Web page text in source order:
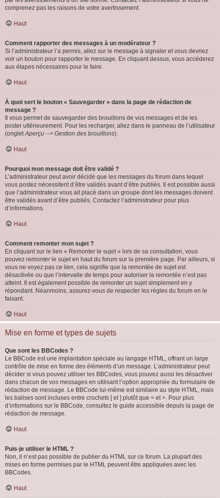
comprenez pas les raisons de votre avertissement.
Haut
Comment rapporter des messages à un modérateur ?
Si l’administrateur l’a permis, allez sur le message à signaler et vous devriez
voir un bouton pour rapporter le message. En cliquant dessus, vous accéderez
aux étapes nécessaires pour le faire.
Haut
À quoi sert le bouton « Sauvegarder » dans la page de rédaction de
message ?
Il vous permet de sauvegarder des brouillons de vos messages et de les
poster ultérieurement. Pour les recharger, allez dans le panneau de l’utilisateur
(ongletAperçu --> Gestion des brouillons).
Haut
Pourquoi mon message doit être validé ?
L’administrateur peut avoir décidé que les messages du forum dans lequel
vous postez nécessitent d’être validés avant d’être publiés. Il est possible aussi
que l’administrateur vous ait placé dans un groupe dont les messages doivent
être validés avant d’être publiés. Contactez l’administrateur pour plus
d’informations.
Haut
Comment remonter mon sujet ?
En cliquant sur le lien « Remonter le sujet » lors de sa consultation, vous
pouvez remonterle sujet en haut du forum sur la première page. Par ailleurs, si
vous ne voyez pas ce lien, cela signifie que la remontée de sujet est
désactivée ou que l’intervalle de temps pour autoriser la remontée n’est pas
atteint. Il est également possible de remonter un sujet simplement en y
répondant. Néanmoins, assurez-vous de respecter les règles du forum en le
faisant.
Haut
Mise en forme et types de sujets
Que sont les BBCodes ?
Le BBCode est une implantation spéciale au langage HTML, offrant un large
contrôle de mise en forme des éléments d’un message. L’administrateur peut
décider si vous pouvez utiliser les BBCodes, vous pouvez aussi les désactiver
dans chacun de vos messages en utilisant l’option appropriée du formulaire de
rédaction de message. Le BBCode lui-même est similaire au style HTML, mais
les balises sont incluses entre crochets [ et ] plutôt que < et >. Pour plus
d’informations sur le BBCode, consultez le guide accessible depuis la page de
rédaction de message.
Haut
Puis-je utiliser le HTML ?
Non, il n’est pas possible de publier du HTML sur ce forum. La plupart des
mises en forme permises par le HTML peuvent être appliquées avec les
BBCodes.
Haut